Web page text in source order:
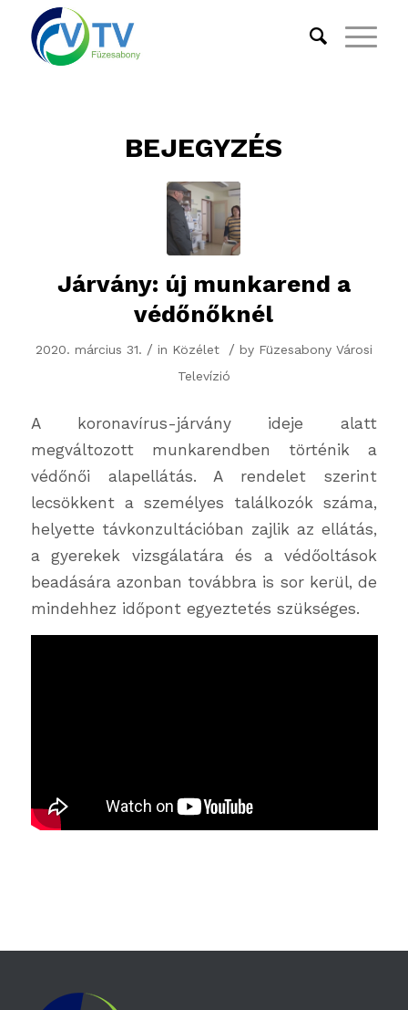
BEJEGYZÉS
Járvány: új munkarend a
védőnőknél
2020. március 31. / in Közélet / by Füzesabony Városi
Televízió
A koronavírus-járvány ideje alatt
megváltozott munkarendben történik a
védőnői alapellátás. A rendelet szerint
lecsökkent a személyes találkozók száma,
helyette távkonzultációban zajlik az ellátás,
a gyerekek vizsgálatára és a védőoltások
beadására azonban továbbra is sor kerül, de
mindehhez időpont egyeztetés szükséges.